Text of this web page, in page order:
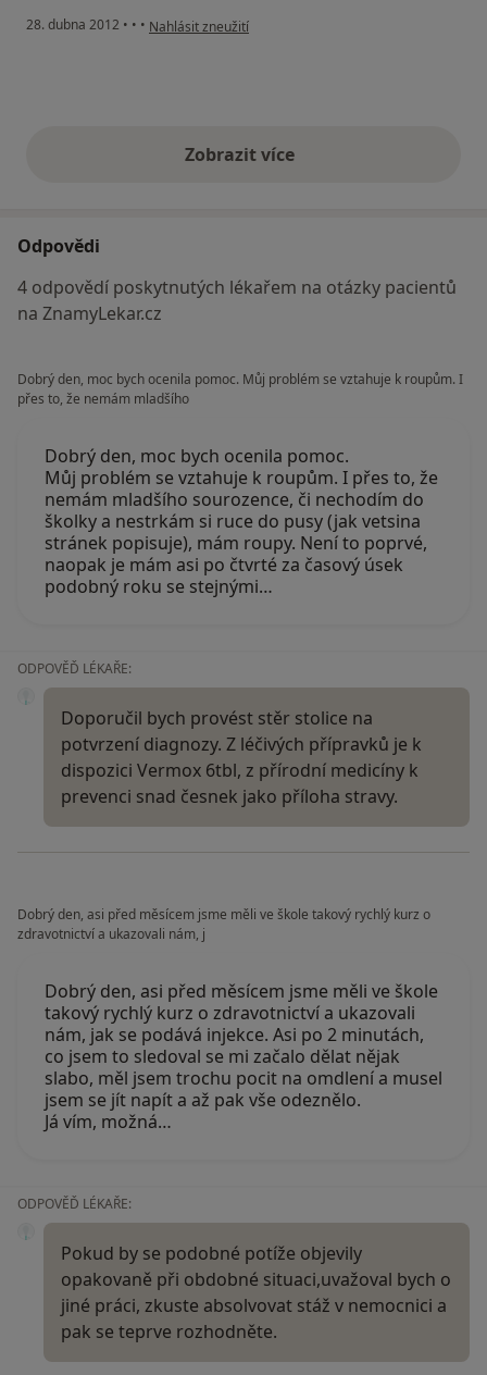
28. dubna 2012 • • • podle názoru uživatele Váš účet byl odstraněn
Nahlásit zneužití
Zobrazit vícevýše uvedené názory
Odpovědi
4 odpovědí poskytnutých lékařem na otázky pacientů
na ZnamyLekar.cz
Dobrý den, moc bych ocenila pomoc. Můj problém se vztahuje k roupům. I
přes to, že nemám mladšího
Dobrý den, moc bych ocenila pomoc.
Můj problém se vztahuje k roupům. I přes to, že
nemám mladšího sourozence, či nechodím do
školky a nestrkám si ruce do pusy (jak vetsina
stránek popisuje), mám roupy. Není to poprvé,
naopak je mám asi po čtvrté za časový úsek
podobný roku se stejnými…
ODPOVĚĎ LÉKAŘE:
Doporučil bych provést stěr stolice na
potvrzení diagnozy. Z léčivých přípravků je k
dispozici Vermox 6tbl, z přírodní medicíny k
prevenci snad česnek jako příloha stravy.
Dobrý den, asi před měsícem jsme měli ve škole takový rychlý kurz o
zdravotnictví a ukazovali nám, j
Dobrý den, asi před měsícem jsme měli ve škole
takový rychlý kurz o zdravotnictví a ukazovali
nám, jak se podává injekce. Asi po 2 minutách,
co jsem to sledoval se mi začalo dělat nějak
slabo, měl jsem trochu pocit na omdlení a musel
jsem se jít napít a až pak vše odeznělo.
Já vím, možná…
ODPOVĚĎ LÉKAŘE:
Pokud by se podobné potíže objevily
opakovaně při obdobné situaci,uvažoval bych o
jiné práci, zkuste absolvovat stáž v nemocnici a
pak se teprve rozhodněte.